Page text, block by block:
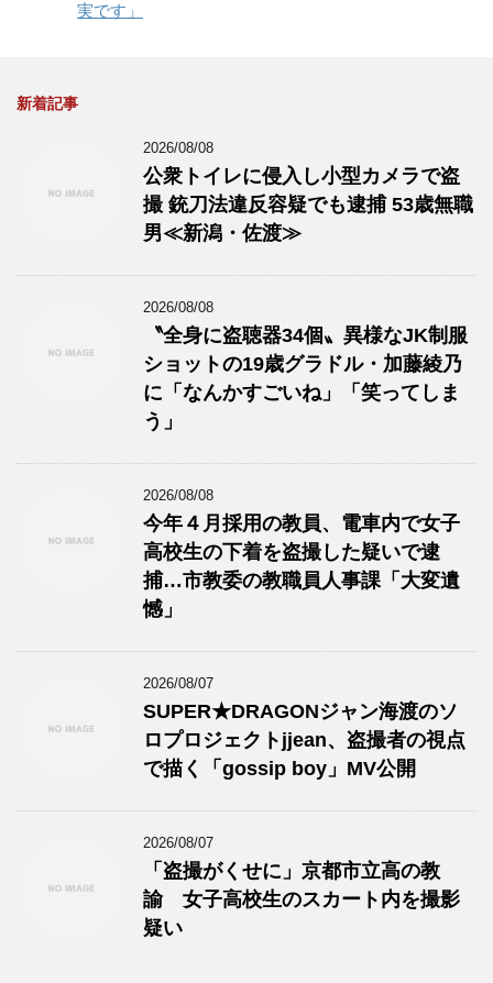
実です」
新着記事
2026/08/08
公衆トイレに侵入し小型カメラで盗
撮 銃刀法違反容疑でも逮捕 53歳無職
男≪新潟・佐渡≫
2026/08/08
〝全身に盗聴器34個〟異様なJK制服
ショットの19歳グラドル・加藤綾乃
に「なんかすごいね」「笑ってしま
う」
2026/08/08
今年４月採用の教員、電車内で女子
高校生の下着を盗撮した疑いで逮
捕…市教委の教職員人事課「大変遺
憾」
2026/08/07
SUPER★DRAGONジャン海渡のソ
ロプロジェクトjjean、盗撮者の視点
で描く「gossip boy」MV公開
2026/08/07
「盗撮がくせに」京都市立高の教
諭 女子高校生のスカート内を撮影
疑い